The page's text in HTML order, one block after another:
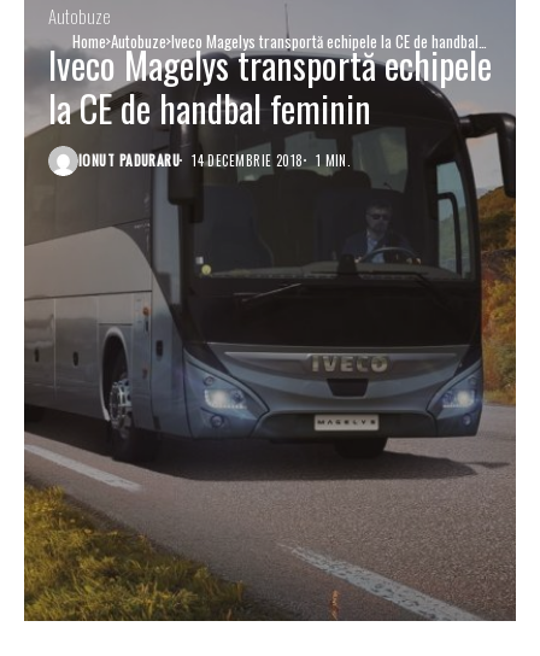
Home Autobuze Iveco Magelys transportă echipele la CE de handbal
feminin
Autobuze
Iveco Magelys transportă echipele
la CE de handbal feminin
IONUT PADURARU 14 DECEMBRIE 2018 1 MIN.